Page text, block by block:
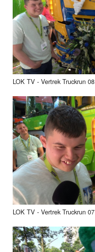
LOK TV - Vertrek Truckrun 08
LOK TV - Vertrek Truckrun 07